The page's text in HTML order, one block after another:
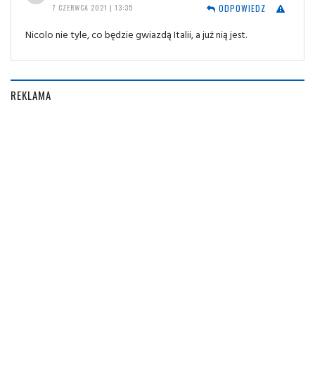
7 CZERWCA 2021 | 13:35
ODPOWIEDZ
Nicolo nie tyle, co będzie gwiazdą Italii, a już nią jest.
REKLAMA